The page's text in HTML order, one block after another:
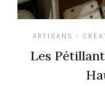
ARTISANS -
Les